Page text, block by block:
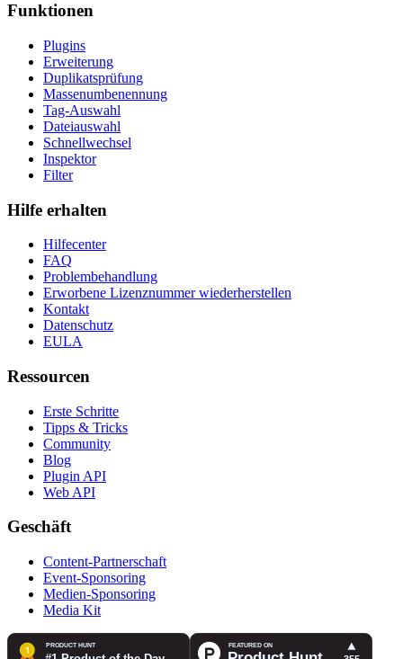
Funktionen
Plugins
Erweiterung
Duplikatsprüfung
Massenumbenennung
Tag-Auswahl
Dateiauswahl
Schnellwechsel
Inspektor
Filter
Hilfe erhalten
Hilfecenter
FAQ
Problembehandlung
Erworbene Lizenznummer wiederherstellen
Kontakt
Datenschutz
EULA
Ressourcen
Erste Schritte
Tipps & Tricks
Community
Blog
Plugin API
Web API
Geschäft
Content-Partnerschaft
Event-Sponsoring
Medien-Sponsoring
Media Kit